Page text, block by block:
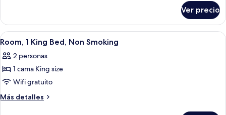
no
fumadores
1
habitación,
para
fumadores
Ver precio
Abrir
todas
las
fotos
de
Room,
Una habitación de hotel con cama,
3
Room, 1 King Bed, Non Smoking
2 personas
1 cama King size
Wifi gratuito
Más detalles
Más